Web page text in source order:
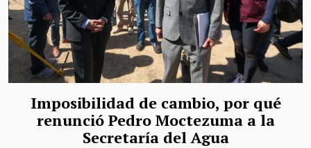
Imposibilidad de cambio, por qué
renunció Pedro Moctezuma a la
Secretaría del Agua